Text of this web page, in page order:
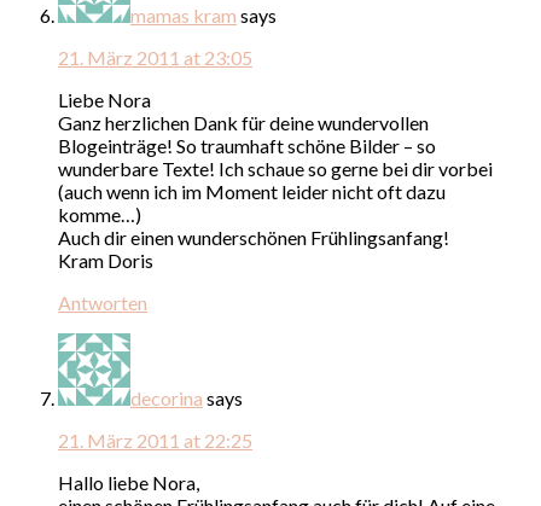
mamas kram says
21. März 2011 at 23:05
Liebe Nora
Ganz herzlichen Dank für deine wundervollen
Blogeinträge! So traumhaft schöne Bilder – so
wunderbare Texte! Ich schaue so gerne bei dir vorbei
(auch wenn ich im Moment leider nicht oft dazu
komme…)
Auch dir einen wunderschönen Frühlingsanfang!
Kram Doris
Antworten
decorina says
21. März 2011 at 22:25
Hallo liebe Nora,